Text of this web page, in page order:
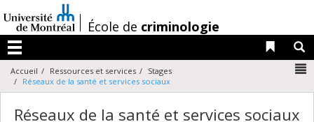
au
contenu
/École de criminologie
Menu
Liens
Accueil Ressources et services
Stages
Réseaux de la santé et services sociaux
Réseaux de la santé et services sociaux